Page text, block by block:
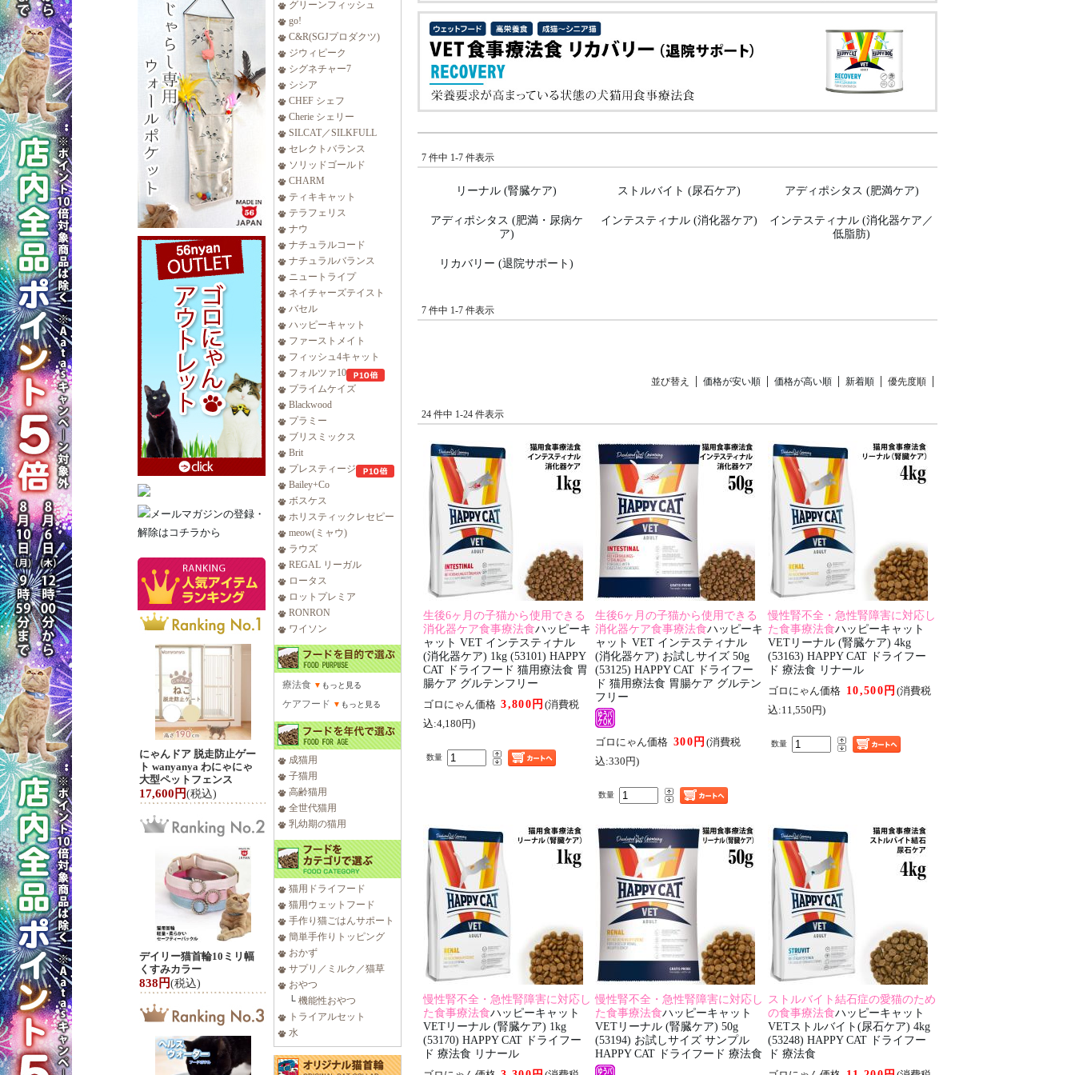
にゃんドア 脱走防止ゲー
ト wanyanya わにゃにゃ
大型ペットフェンス
17,600円(税込)
デイリー猫首輪10ミリ幅
くすみカラー
838円(税込)
グリーンフィッシュ
go!
C&R(SGJプロダクツ)
ジウィピーク
シグネチャー7
シシア
CHEF シェフ
Cherie シェリー
SILCAT／SILKFULL
セレクトバランス
ソリッドゴールド
CHARM
ティキキャット
テラフェリス
ナウ
ナチュラルコード
ナチュラルバランス
ニュートライプ
ネイチャーズテイスト
バセル
ハッピーキャット
ファーストメイト
フィッシュ4キャット
フォルツァ10
プライムケイズ
Blackwood
プラミー
ブリスミックス
Brit
プレスティージ
Bailey+Co
ボスケス
ホリスティックレセピー
meow(ミャウ)
ラウズ
REGAL リーガル
ロータス
ロットプレミア
RONRON
ワイソン
療法食 ▼ もっと見る
ケアフード ▼ もっと見る
成猫用
子猫用
高齢猫用
全世代猫用
乳幼期の猫用
猫用ドライフード
猫用ウェットフード
手作り猫ごはんサポート
簡単手作りトッピング
おかず
サプリ／ミルク／猫草
おやつ
└ 機能性おやつ
トライアルセット
水
7 件中 1-7 件表示
リーナル (腎臓ケア) ストルバイト (尿石ケア) アディポシタス (肥満ケア)
アディポシタス (肥満・尿病ケ
ア)
インテスティナル (消化器ケア)
インテスティナル (消化器ケア／
低脂肪)
リカバリー (退院サポート)
7 件中 1-7 件表示
並び替え 価格が安い順 価格が高い順 新着順 優先度順
24 件中 1-24 件表示
生後6ヶ月の子猫から使用できる
消化器ケア食事療法食ハッピーキ
ャット VET インテスティナル
(消化器ケア) 1kg (53101) HAPPY
CAT ドライフード 猫用療法食 胃
腸ケア グルテンフリー
ゴロにゃん価格 3,800円 (消費税
込:4,180円)
数量
生後6ヶ月の子猫から使用できる
消化器ケア食事療法食ハッピーキ
ャット VET インテスティナル
(消化器ケア) お試しサイズ 50g
(53125) HAPPY CAT ドライフー
ド 猫用療法食 胃腸ケア グルテン
フリー
ゴロにゃん価格 300円 (消費税
込:330円)
数量
慢性腎不全・急性腎障害に対応し
た食事療法食ハッピーキャット
VETリーナル (腎臓ケア) 4kg
(53163) HAPPY CAT ドライフー
ド 療法食 リナール
ゴロにゃん価格 10,500円 (消費税
込:11,550円)
数量
慢性腎不全・急性腎障害に対応し
た食事療法食ハッピーキャット
VETリーナル (腎臓ケア) 1kg
(53170) HAPPY CAT ドライフー
ド 療法食 リナール
慢性腎不全・急性腎障害に対応し
た食事療法食ハッピーキャット
VETリーナル (腎臓ケア) 50g
(53194) お試しサイズ サンプル
HAPPY CAT ドライフード 療法食
ストルバイト結石症の愛猫のため
の食事療法食ハッピーキャット
VETストルバイト(尿石ケア) 4kg
(53248) HAPPY CAT ドライフー
ド 療法食